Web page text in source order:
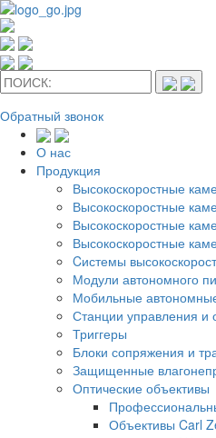
Обратный звонок
О нас
Продукция
Высокоскоростные
Высокоскоростные
Высокоскоростные
Высокоскоростные
Cистемы
Модули автономного
Мобильные
Станции управления и
Триггеры
Блоки сопряжения и
Защищенные
Оптические объективы
Объективы Carl